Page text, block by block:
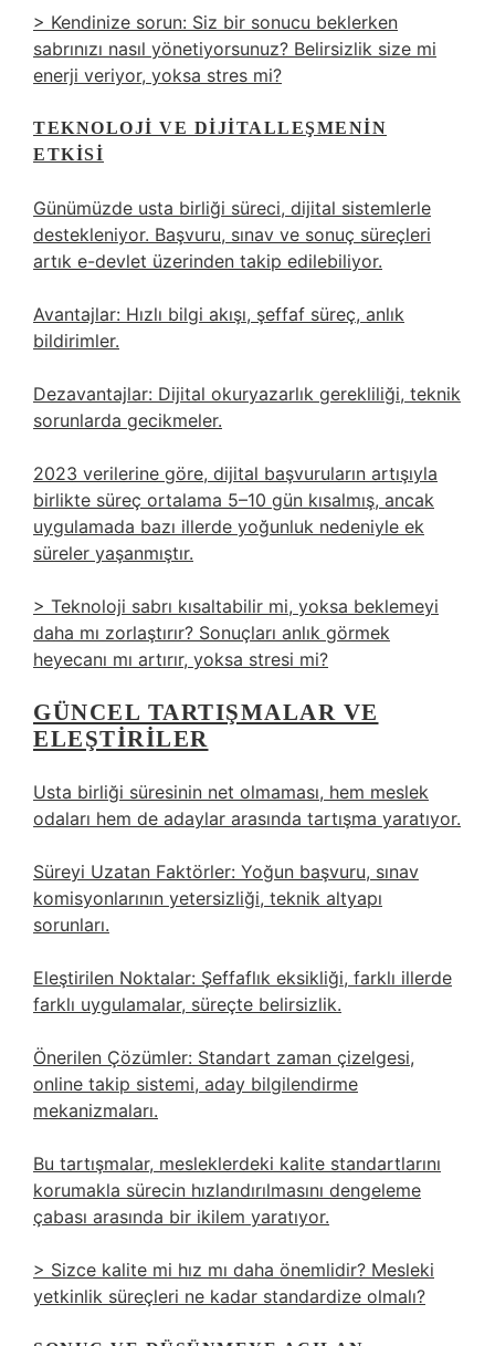
> Kendinize sorun: Siz bir sonucu beklerken
sabrınızı nasıl yönetiyorsunuz? Belirsizlik size mi
enerji veriyor, yoksa stres mi?
TEKNOLOJI VE DIJITALLEŞMENIN
ETKISI
Günümüzde usta birliği süreci, dijital sistemlerle
destekleniyor. Başvuru, sınav ve sonuç süreçleri
artık e-devlet üzerinden takip edilebiliyor.
Avantajlar: Hızlı bilgi akışı, şeffaf süreç, anlık
bildirimler.
Dezavantajlar: Dijital okuryazarlık gerekliliği, teknik
sorunlarda gecikmeler.
2023 verilerine göre, dijital başvuruların artışıyla
birlikte süreç ortalama 5–10 gün kısalmış, ancak
uygulamada bazı illerde yoğunluk nedeniyle ek
süreler yaşanmıştır.
> Teknoloji sabrı kısaltabilir mi, yoksa beklemeyi
daha mı zorlaştırır? Sonuçları anlık görmek
heyecanı mı artırır, yoksa stresi mi?
GÜNCEL TARTIŞMALAR VE
ELEŞTIRILER
Usta birliği süresinin net olmaması, hem meslek
odaları hem de adaylar arasında tartışma yaratıyor.
Süreyi Uzatan Faktörler: Yoğun başvuru, sınav
komisyonlarının yetersizliği, teknik altyapı
sorunları.
Eleştirilen Noktalar: Şeffaflık eksikliği, farklı illerde
farklı uygulamalar, süreçte belirsizlik.
Önerilen Çözümler: Standart zaman çizelgesi,
online takip sistemi, aday bilgilendirme
mekanizmaları.
Bu tartışmalar, mesleklerdeki kalite standartlarını
korumakla sürecin hızlandırılmasını dengeleme
çabası arasında bir ikilem yaratıyor.
> Sizce kalite mi hız mı daha önemlidir? Mesleki
yetkinlik süreçleri ne kadar standardize olmalı?